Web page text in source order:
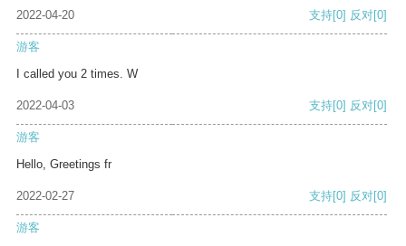
2022-04-20 支持[0] 反对[0]
游客
I called you 2 times. W
2022-04-03 支持[0] 反对[0]
游客
Hello, Greetings fr
2022-02-27 支持[0] 反对[0]
游客